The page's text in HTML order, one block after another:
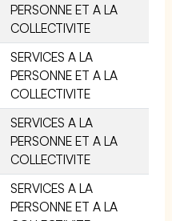
PERSONNE ET A LA
COLLECTIVITE
SERVICES A LA
PERSONNE ET A LA
COLLECTIVITE
SERVICES A LA
PERSONNE ET A LA
COLLECTIVITE
SERVICES A LA
PERSONNE ET A LA